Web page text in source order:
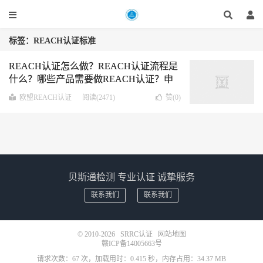
标签：REACH认证标准
REACH认证怎么做？REACH认证流程是
什么？哪些产品需要做REACH认证？申
请REACH认证需要多少钱时间？
欧盟REACH认证 阅读(2471) 赞(0)
贝斯通检测 专业认证 诚挚服务
联系我们 联系我们
© 2010-2026 SRRC认证
网站地图
赣ICP备14005663号
请求次数：67 次，加载用时：0.415 秒，内存占用：34.37 MB